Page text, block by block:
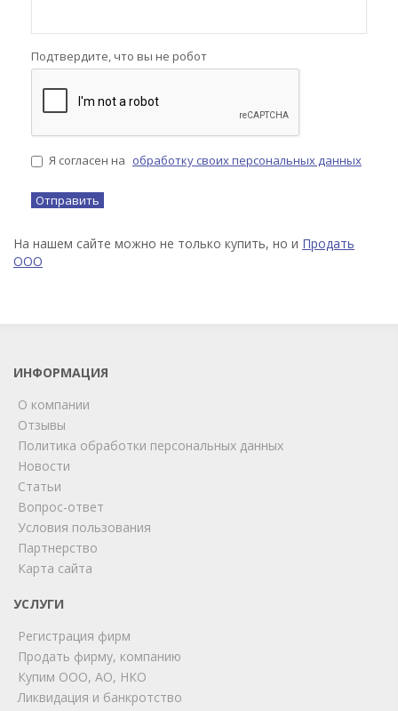
Подтвердите, что вы не робот
Я согласен на обработку своих персональных данных
На нашем сайте можно не только купить, но и Продать
ООО
ИНФОРМАЦИЯ
О компании
Отзывы
Политика обработки персональных данных
Новости
Статьи
Вопрос-ответ
Условия пользования
Партнерство
Карта сайта
УСЛУГИ
Регистрация фирм
Продать фирму, компанию
Купим ООО, АО, НКО
Ликвидация и банкротство
online
Позвоните нам или свяжитесь с нами через любой
удобный мессенджер!
Telegram